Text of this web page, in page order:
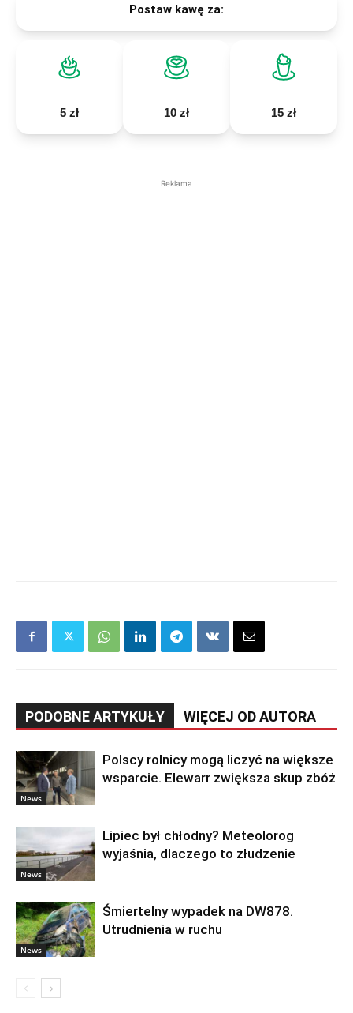
Postaw kawę za:
5 zł 10 zł 15 zł
Reklama
PODOBNE ARTYKUŁY WIĘCEJ OD AUTORA
News
Polscy rolnicy mogą liczyć na większe
wsparcie. Elewarr zwiększa skup zbóż
News
Lipiec był chłodny? Meteolorog
wyjaśnia, dlaczego to złudzenie
News
Śmiertelny wypadek na DW878.
Utrudnienia w ruchu